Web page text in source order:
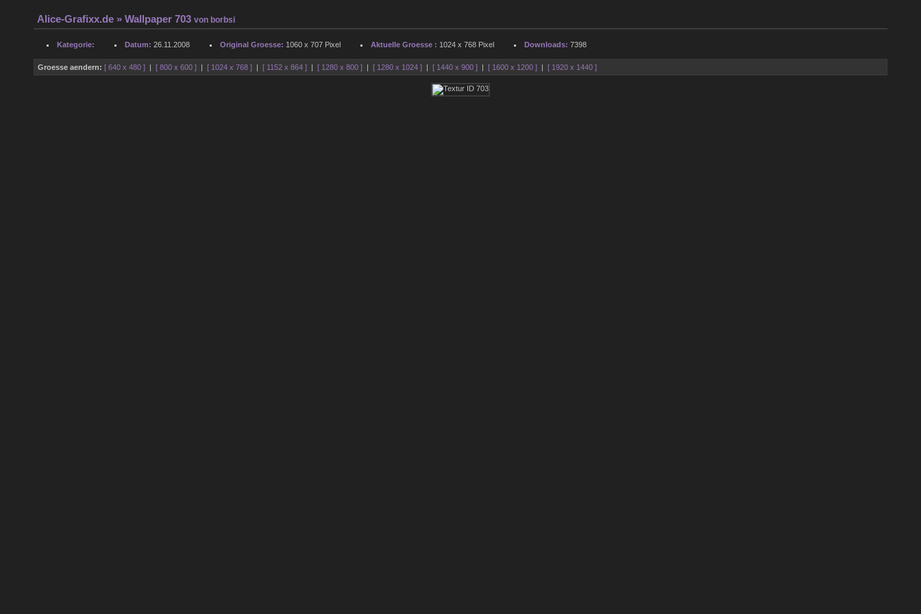
Alice-Grafixx.de » Wallpaper 703von borbsi
Kategorie: Datum: 26.11.2008 Original Groesse: 1060 x 707 Pixel Aktuelle Groesse : 1024 x 768 Pixel Downloads: 7398
Groesse aendern: [ 640 x 480 ] |[ 800 x 600 ] |[ 1024 x 768 ] |[ 1152 x 864 ] |[ 1280 x 800 ] |[ 1280 x 1024 ] |[ 1440 x 900 ] |[ 1600 x 1200 ] |[ 1920 x 1440 ]